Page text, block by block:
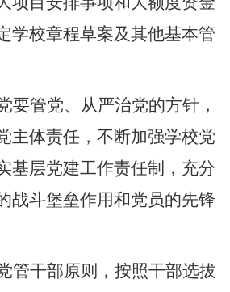
学校章程草案及其他基本管
要管党、从严治党的方针，
主体责任，不断加强学校党
基层党建工作责任制，充分
战斗堡垒作用和党员的先锋
管干部原则，按照干部选拔